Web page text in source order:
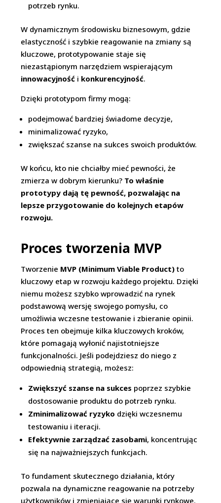
potrzeb rynku.
W dynamicznym środowisku biznesowym, gdzie
elastyczność i szybkie reagowanie na zmiany są
kluczowe, prototypowanie staje się
niezastąpionym narzędziem wspierającym
innowacyjność i konkurencyjność.
Dzięki prototypom firmy mogą:
podejmować bardziej świadome decyzje,
minimalizować ryzyko,
zwiększać szanse na sukces swoich produktów.
W końcu, kto nie chciałby mieć pewności, że
zmierza w dobrym kierunku? To właśnie
prototypy dają tę pewność, pozwalając na
lepsze przygotowanie do kolejnych etapów
rozwoju.
Proces tworzenia MVP
Tworzenie MVP (Minimum Viable Product) to
kluczowy etap w rozwoju każdego projektu. Dzięki
niemu możesz szybko wprowadzić na rynek
podstawową wersję swojego pomysłu, co
umożliwia wczesne testowanie i zbieranie opinii.
Proces ten obejmuje kilka kluczowych kroków,
które pomagają wyłonić najistotniejsze
funkcjonalności. Jeśli podejdziesz do niego z
odpowiednią strategią, możesz:
Zwiększyć szanse na sukces poprzez szybkie
dostosowanie produktu do potrzeb rynku.
Zminimalizować ryzyko dzięki wczesnemu
testowaniu i iteracji.
Efektywnie zarządzać zasobami, koncentrując
się na najważniejszych funkcjach.
To fundament skutecznego działania, który
pozwala na dynamiczne reagowanie na potrzeby
użytkowników i zmieniające się warunki rynkowe.